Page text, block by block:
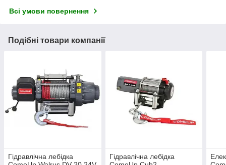
Всі умови повернення
Подібні товари компанії
Гідравлічна лебідка
Гідравлічна лебідка